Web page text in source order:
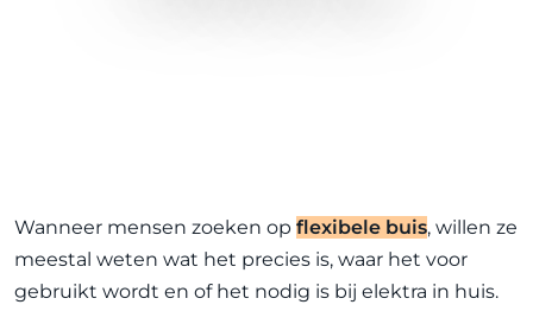
Wanneer mensen zoeken op flexibele buis, willen ze
meestal weten wat het precies is, waar het voor
gebruikt wordt en of het nodig is bij elektra in huis.